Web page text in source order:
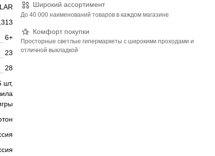
Широкий ассортимент
До 40 000 наименований товаров в каждом магазине
Комфорт покупки
Просторные светлые гипермаркеты с широкими проходами и
отличной выкладкой
6+
23
28
шт,